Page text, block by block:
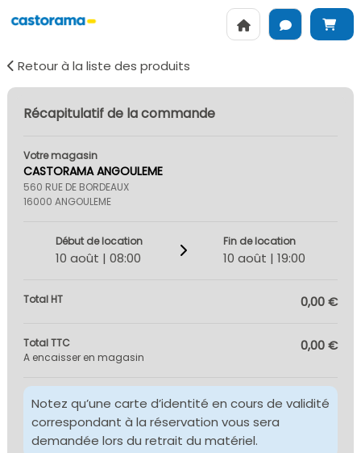
Retour à la liste des produits
Récapitulatif de la commande
Votre magasin
CASTORAMA ANGOULEME
560 RUE DE BORDEAUX
16000 ANGOULEME
Début de location
10 août | 08:00
Fin de location
10 août | 19:00
Total HT 0,00 €
Total TTC
A encaisser en magasin
0,00 €
Notez qu’une carte d’identité en cours de validité
correspondant à la réservation vous sera
demandée lors du retrait du matériel.